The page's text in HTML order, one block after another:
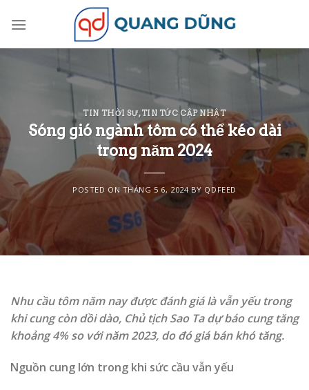
TIN THỜI SỰ,TIN TỨC CẬP NHẬT
Sóng gió ngành tôm có thể kéo dài
trong năm 2024
POSTED ON THÁNG 5 6, 2024BY QDFEED
Nhu cầu tôm năm nay được đánh giá là vẫn yếu trong
khi cung còn dồi dào, Chủ tịch Sao Ta dự báo cung tăng
khoảng 4% so với năm 2023, do đó giá bán khó tăng.
Nguồn cung lớn trong khi sức cầu vẫn yếu